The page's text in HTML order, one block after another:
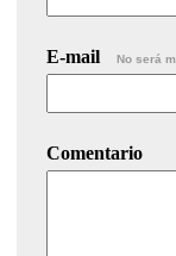
E-mail No será
Comentario